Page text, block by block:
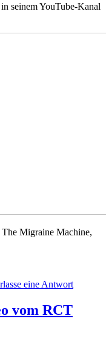
seinem YouTube-Kanal
Migraine Machine,
eine Antwort
vom RCT